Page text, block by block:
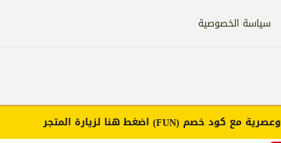
سياسة الخصوصية
مع كود خصم (FUN) اضغط هنا لزيارة المتجر